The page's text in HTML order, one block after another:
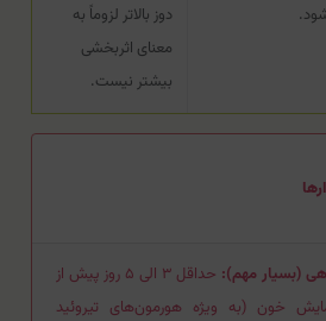
دوز بالاتر لزوماً به
معنای اثربخشی
بیشتر نیست.
(بسیار مهم):
حداقل ۳ الی ۵ روز پیش از
خون (به ویژه هورمون‌های تیروئید